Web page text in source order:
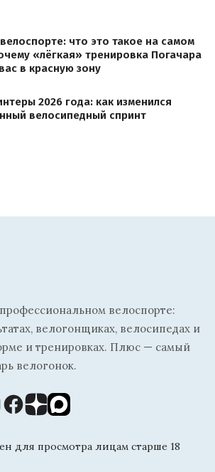
что это такое на самом
«лёгкая» тренировка Погачара
в красную зону
2026 года: как изменился
велосипедный спринт
велоспорте:
велогонщиках, велосипедах и
и тренировках. Плюс — самый
велогонок.
для просмотра лицам старше 18